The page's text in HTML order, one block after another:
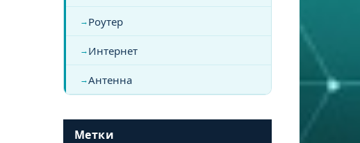
Роутер
Интернет
Антенна
Метки